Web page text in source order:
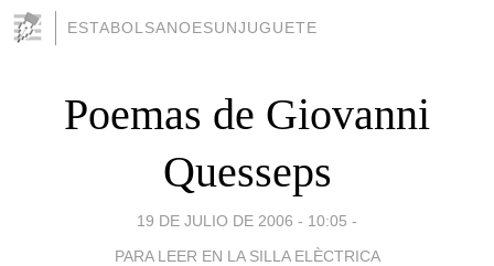
ESTABOLSANOESUNJUGUETE
Poemas de Giovanni
Quesseps
19 DE JULIO DE 2006 - 10:05 -
PARA LEER EN LA SILLA ELÈCTRICA